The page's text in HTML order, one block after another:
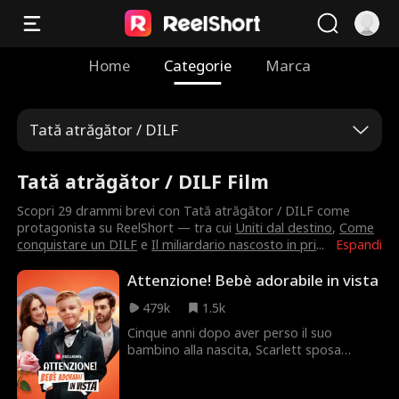
Home Categorie Marca
Tată atrăgător / DILF
Tată atrăgător / DILF Film
Espandi
Scopri 29 drammi brevi con Tată atrăgător / DILF come
protagonista su ReelShort — tra cui Uniti dal destino,Come
conquistare un DILF eIl miliardario nascosto in pri...
Attenzione! Bebè adorabile in vista
479k
1.5k
Cinque anni dopo aver perso il suo
bambino alla nascita, Scarlett sposa